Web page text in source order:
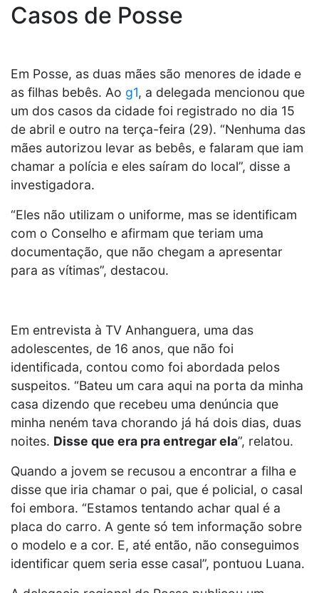
Casos de Posse
Em Posse, as duas mães são menores de idade e
as filhas bebês. Ao g1, a delegada mencionou que
um dos casos da cidade foi registrado no dia 15
de abril e outro na terça-feira (29). “Nenhuma das
mães autorizou levar as bebês, e falaram que iam
chamar a polícia e eles saíram do local”, disse a
investigadora.
“Eles não utilizam o uniforme, mas se identificam
com o Conselho e afirmam que teriam uma
documentação, que não chegam a apresentar
para as vítimas”, destacou.
Em entrevista à TV Anhanguera, uma das
adolescentes, de 16 anos, que não foi
identificada, contou como foi abordada pelos
suspeitos. “Bateu um cara aqui na porta da minha
casa dizendo que recebeu uma denúncia que
minha neném tava chorando já há dois dias, duas
noites. Disse que era pra entregar ela”, relatou.
Quando a jovem se recusou a encontrar a filha e
disse que iria chamar o pai, que é policial, o casal
foi embora. “Estamos tentando achar qual é a
placa do carro. A gente só tem informação sobre
o modelo e a cor. E, até então, não conseguimos
identificar quem seria esse casal”, pontuou Luana.